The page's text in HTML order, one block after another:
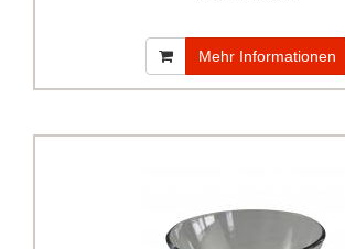
Mehr Informationen